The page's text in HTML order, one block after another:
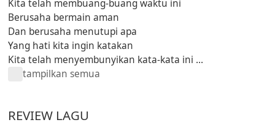
Kita telah membuang-buang waktu ini
Berusaha bermain aman
Dan berusaha menutupi apa
Yang hati kita ingin katakan
Kita telah menyembunyikan kata-kata ini ...
tampilkan semua
REVIEW LAGU